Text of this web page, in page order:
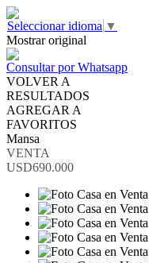
Seleccionar idioma ▼
Mostrar original
Consultar por Whatsapp
VOLVER A
RESULTADOS
AGREGAR A
FAVORITOS
Mansa
VENTA
USD690.000